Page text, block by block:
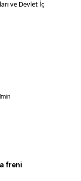
ve Devlet İç
freni